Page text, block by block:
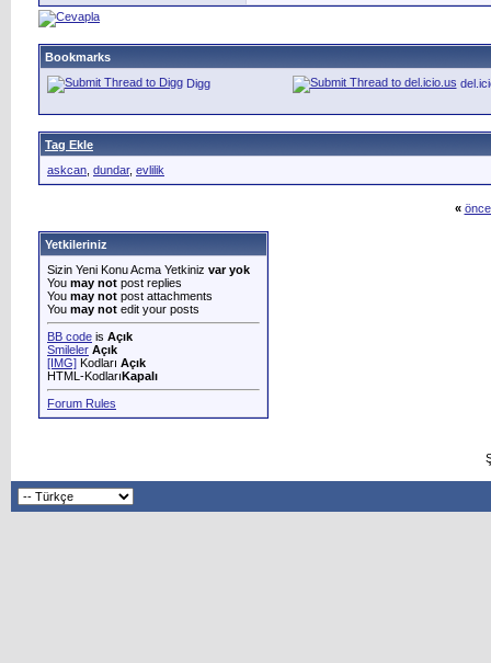
Bookmarks
Digg
Tag Ekle
askcan dundar, evlilik
«
Yetkileriniz
Sizin Yeni Konu Acma Yetkiniz var yok
You may not post replies
You may not post attachments
You may not edit your posts
BB code is Açık
Smileler Açık
[IMG] Kodları Açık
HTML-KodlarıKapalı
Forum Rules